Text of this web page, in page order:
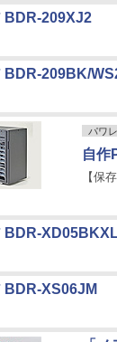
BDR-209XJ2
BDR-209BK/
パワ
自作
【保
BDR-
BDR-XS06JM